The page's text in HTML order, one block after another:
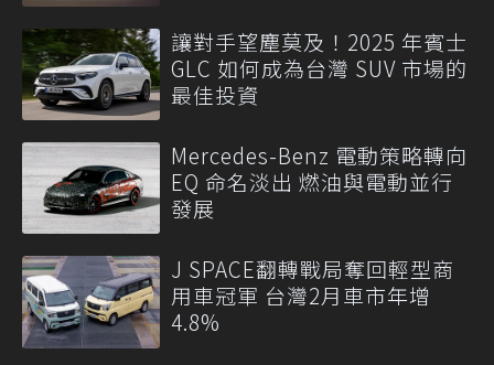
讓對手望塵莫及！2025 年賓士
GLC 如何成為台灣 SUV 市場的
最佳投資
Mercedes-Benz 電動策略轉向
EQ 命名淡出 燃油與電動並行
發展
J SPACE翻轉戰局奪回輕型商
用車冠軍 台灣2月車市年增
4.8%